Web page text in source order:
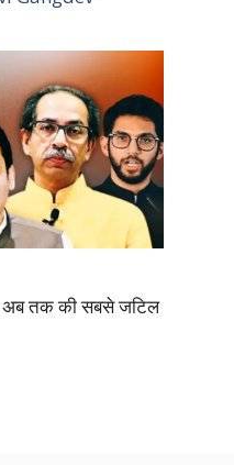
अब तक की सबसे जटिल